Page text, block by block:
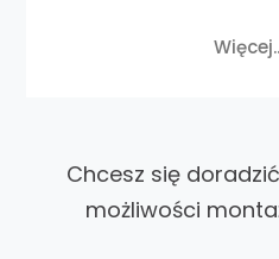
Więcej..
Chcesz się
możliwości